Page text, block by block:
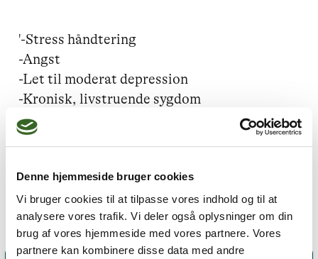
Denne hjemmeside bruger cookies
Vi bruger cookies til at tilpasse vores indhold og til at
analysere vores trafik. Vi deler også oplysninger om din
brug af vores hjemmeside med vores partnere. Vores
partnere kan kombinere disse data med andre
'-Stress håndtering
-Angst
-Let til moderat depression
-Kronisk, livstruende sygdom
-Sorg, krise, tab
-Akut chok eller krise
Terapi, supervision, undervisning, kurser